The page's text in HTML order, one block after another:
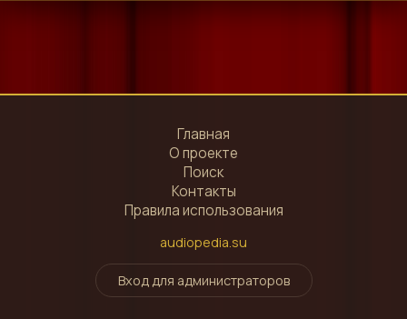
Главная
О проекте
Поиск
Контакты
Правила использования
audiopedia.su
Вход для администраторов